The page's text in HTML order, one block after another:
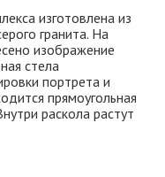
изготовлена из
гранита. На
изображение
стела
портрета и
прямоугольная
раскола растут